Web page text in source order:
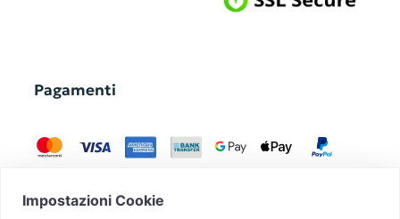
Pagamenti